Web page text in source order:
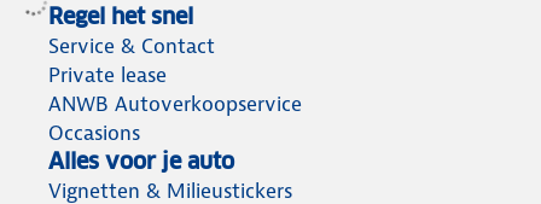
Regel het snel
Service & Contact
Private lease
ANWB Autoverkoopservice
Occasions
Alles voor je auto
Vignetten & Milieustickers